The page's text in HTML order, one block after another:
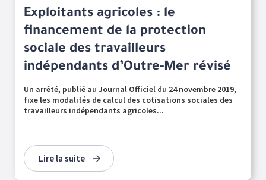
Exploitants agricoles : le
financement de la protection
sociale des travailleurs
indépendants d’Outre-Mer révisé
Un arrêté, publié au Journal Officiel du 24 novembre 2019,
fixe les modalités de calcul des cotisations sociales des
travailleurs indépendants agricoles...
Lire la suite